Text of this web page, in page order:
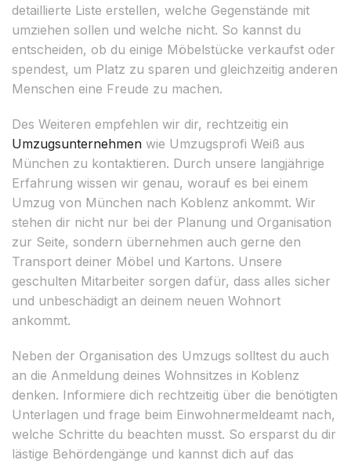
detaillierte Liste erstellen, welche Gegenstände mit
umziehen sollen und welche nicht. So kannst du
entscheiden, ob du einige Möbelstücke verkaufst oder
spendest, um Platz zu sparen und gleichzeitig anderen
Menschen eine Freude zu machen.
Des Weiteren empfehlen wir dir, rechtzeitig ein
Umzugsunternehmen wie Umzugsprofi Weiß aus
München zu kontaktieren. Durch unsere langjährige
Erfahrung wissen wir genau, worauf es bei einem
Umzug von München nach Koblenz ankommt. Wir
stehen dir nicht nur bei der Planung und Organisation
zur Seite, sondern übernehmen auch gerne den
Transport deiner Möbel und Kartons. Unsere
geschulten Mitarbeiter sorgen dafür, dass alles sicher
und unbeschädigt an deinem neuen Wohnort
ankommt.
Neben der Organisation des Umzugs solltest du auch
an die Anmeldung deines Wohnsitzes in Koblenz
denken. Informiere dich rechtzeitig über die benötigten
Unterlagen und frage beim Einwohnermeldeamt nach,
welche Schritte du beachten musst. So ersparst du dir
lästige Behördengänge und kannst dich auf das